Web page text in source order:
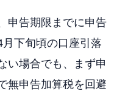
申告期限までに申告
下旬頃の口座引落
い場合でも、まず申
無申告加算税を回避